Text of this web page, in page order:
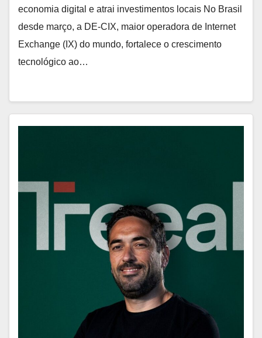
economia digital e atrai investimentos locais No Brasil
desde março, a DE-CIX, maior operadora de Internet
Exchange (IX) do mundo, fortalece o crescimento
tecnológico ao…